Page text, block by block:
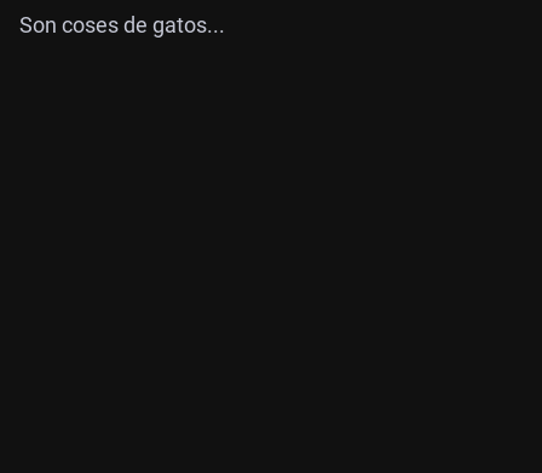
Son coses de gatos...